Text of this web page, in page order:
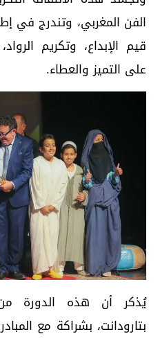
الفن المغربي، وتندرج في
قيم الإبداع، وتكريم
على التميز والعطاء.
يُذكر أن هذه الدورة
بتارودانت، بشراكة مع